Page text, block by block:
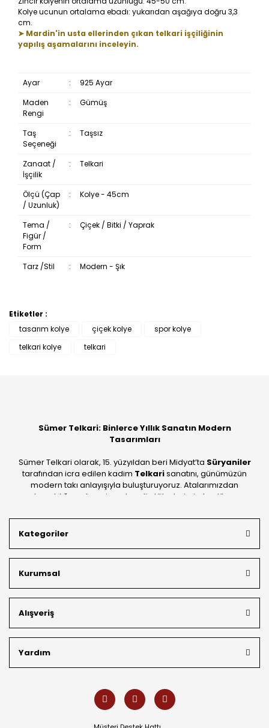
Kolye ucunun ortalama ebadı: yukarıdan aşağıya doğru 3,3
cm.
➤ Mardin'in usta ellerinden çıkan telkari işçiliğinin
yapılış aşamalarını inceleyin.
Ayar :
925 Ayar
Maden
Rengi
: Gümüş
Taş
Seçeneği
: Taşsız
Zanaat /
İşçilik
: Telkari
Ölçü (Çap
/ Uzunluk)
: Kolye - 45cm
Tema /
Figür /
Form
: Çiçek / Bitki / Yaprak
Tarz /Stil : Modern - Şık
Bu ürüne ilk yorumu siz yapın!
Etiketler :
tasarım kolye
çiçek kolye
spor kolye
telkari kolye
telkari
Sümer Telkari: Binlerce Yıllık Sanatın Modern
Tasarımları
Sümer Telkari olarak, 15. yüzyıldan beri Midyat’ta Süryaniler
tarafından icra edilen kadim Telkarisanatını, günümüzün
modern takı anlayışıyla buluşturuyoruz. Atalarımızdan
devraldığımız bu mirası; kendi atölyelerimizde, dünya
Mardin’in tarihi dokusunu yansıtan geleneksel işlemeleri, her
bütçeye uygun
müşterilerimizin özel siparişlerini benzersiz bir titizlikle
hazırlıyor; köklü geçmişimizi geleceğin takı modasına
güvenle taşıyoruz.
Kategoriler
Kurumsal
Alışveriş
Yardım